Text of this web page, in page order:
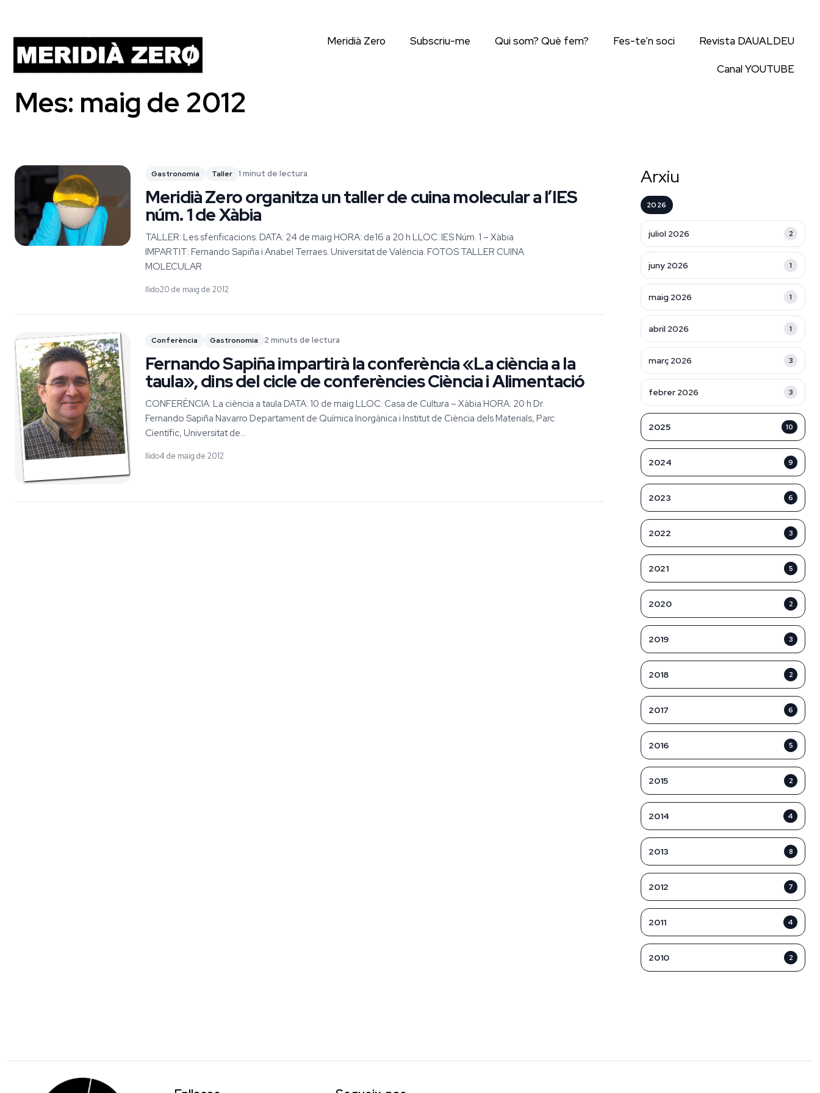
Meridià Zero Subscriu-me Qui som? Què fem? Fes-te’n soci Revista DAUALDEU
Canal YOUTUBE
Mes: maig de 2012
Gastronomia Taller 1 minut de lectura
Meridià Zero organitza un taller de cuina molecular a l’IES
núm. 1 de Xàbia
TALLER: Les sferificacions. DATA: 24 de maig HORA: de16 a 20 h LLOC: IES Núm. 1 – Xàbia
IMPARTIT: Fernando Sapiña i Anabel Terraes. Universitat de València. FOTOS TALLER CUINA
MOLECULAR
llido20 de maig de 2012
Conferència Gastronomia 2 minuts de lectura
Fernando Sapiña impartirà la conferència «La ciència a la
taula», dins del cicle de conferències Ciència i Alimentació
CONFERÈNCIA: La ciència a taula DATA: 10 de maig LLOC: Casa de Cultura – Xàbia HORA: 20 h Dr.
Fernando Sapiña Navarro Departament de Química Inorgànica i Institut de Ciència dels Materials, Parc
Científic, Universitat de...
llido4 de maig de 2012
Arxiu
2026
juliol 2026 2
juny 2026 1
maig 2026 1
abril 2026 1
març 2026 3
febrer 2026 3
2025 10
2024 9
2023 6
2022 3
2021 5
2020 2
2019 3
2018 2
2017 6
2016 5
2015 2
2014 4
2013 8
2012 7
2011 4
2010 2